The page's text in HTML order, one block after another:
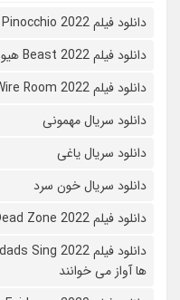
دانلود فیلم Pinocchio 2022 پینوکیو
دانلود فیلم Beast 2022 هیولا
دانلود فیلم Wire Room 2022 اتاق شنود
دانلود سریال مهمونی
دانلود سریال یاغی
دانلود سریال خون سرد
دانلود فیلم 2022 Dead Zone منطقه مرده
ها آواز می خوانند